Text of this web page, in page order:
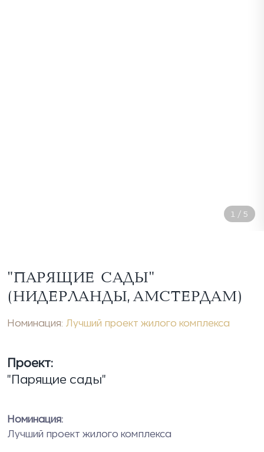
1 / 5
"ПАРЯЩИЕ САДЫ"
(НИДЕРЛАНДЫ, АМСТЕРДАМ)
Номинация: Лучший проект жилого комплекса
Проект:
"Парящие сады"
Номинация:
Лучший проект жилого комплекса